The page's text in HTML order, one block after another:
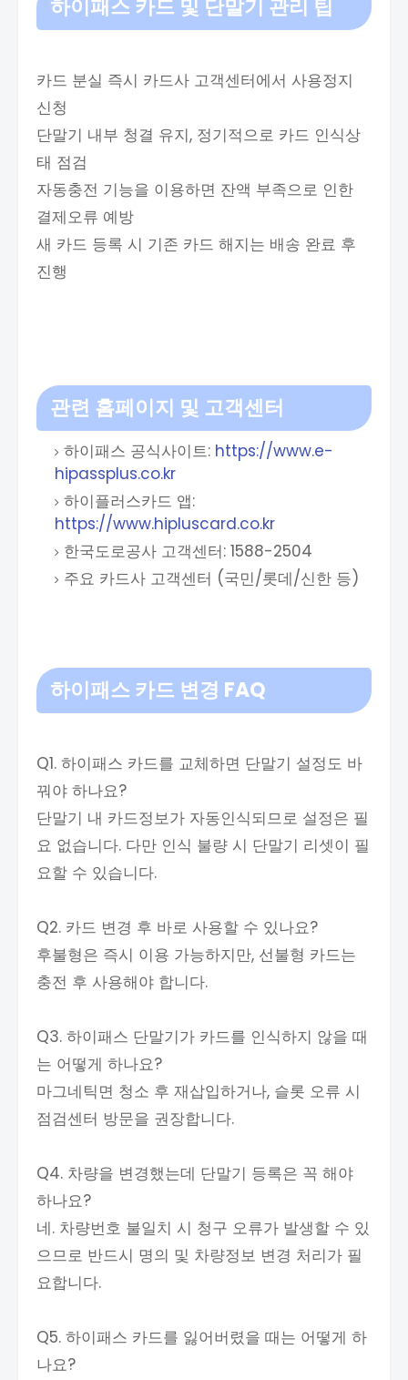
하이패스 카드 및 단말기 관리 팁
카드 분실 즉시 카드사 고객센터에서 사용정지
신청
단말기 내부 청결 유지, 정기적으로 카드 인식상
태 점검
자동충전 기능을 이용하면 잔액 부족으로 인한
결제오류 예방
새 카드 등록 시 기존 카드 해지는 배송 완료 후
진행
관련 홈페이지 및 고객센터
하이패스 공식사이트: https://www.e-
hipassplus.co.kr
하이플러스카드 앱:
https://www.hipluscard.co.kr
한국도로공사 고객센터: 1588-2504
주요 카드사 고객센터 (국민/롯데/신한 등)
하이패스 카드 변경 FAQ
Q1. 하이패스 카드를 교체하면 단말기 설정도 바
꿔야 하나요?
단말기 내 카드정보가 자동인식되므로 설정은 필
요 없습니다. 다만 인식 불량 시 단말기 리셋이 필
요할 수 있습니다.
Q2. 카드 변경 후 바로 사용할 수 있나요?
후불형은 즉시 이용 가능하지만, 선불형 카드는
충전 후 사용해야 합니다.
Q3. 하이패스 단말기가 카드를 인식하지 않을 때
는 어떻게 하나요?
마그네틱면 청소 후 재삽입하거나, 슬롯 오류 시
점검센터 방문을 권장합니다.
Q4. 차량을 변경했는데 단말기 등록은 꼭 해야
하나요?
네. 차량번호 불일치 시 청구 오류가 발생할 수 있
으므로 반드시 명의 및 차량정보 변경 처리가 필
요합니다.
Q5. 하이패스 카드를 잃어버렸을 때는 어떻게 하
나요?